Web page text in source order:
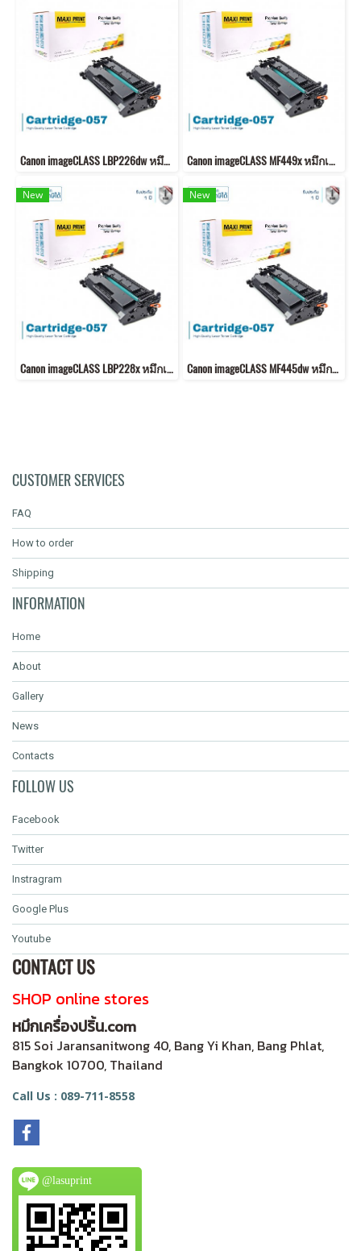
Canon imageCLASS LBP226dw หมึกเครื่องปริ้น 057 คุณภาพสูง พิมพ์คมชัด! Canon imageCLASS MF449x หมึกเครื่องปริ้น 057 พิมพ์คมชัด!
New
Canon imageCLASS LBP228x หมึกเครื่องปริ้น 057 คุณภาพสูง พิมพ์คมชัด!
New
Canon imageCLASS MF445dw หมึกเครื่องปริ้น 057 พิมพ์คมชัด!
CUSTOMER SERVICES
FAQ
How to order
Shipping
INFORMATION
Home
About
Gallery
News
Contacts
FOLLOW US
Facebook
Twitter
Instragram
Google Plus
Youtube
CONTACT US
SHOP online stores
หมึกเครื่องปริ้น.com
815 Soi Jaransanitwong 40, Bang Yi Khan, Bang Phlat,
Bangkok 10700, Thailand
Call Us : 089-711-8558
@lasuprint